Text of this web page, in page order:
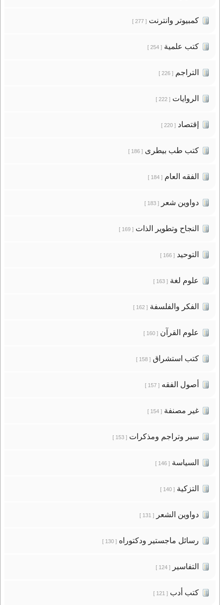
كمبيوتر وانترنت[ 277 ]
كتب علمية[ 254 ]
التراجم[ 226 ]
الروايات[ 222 ]
إقتصاد[ 220 ]
كتب طب بيطرى[ 186 ]
الفقه العام[ 184 ]
دواوين شعر[ 183 ]
النجاح وتطوير الذات[ 169 ]
التوحيد[ 166 ]
علوم لغة[ 163 ]
الفكر والفلسفة[ 162 ]
علوم القرآن[ 160 ]
كتب استشراق[ 158 ]
أصول الفقه[ 157 ]
غير مصنفة[ 154 ]
سير وتراجم ومذكرات[ 153 ]
السياسة[ 146 ]
التزكية[ 140 ]
دواوين الشعر[ 131 ]
رسائل ماجستير ودكتوراه[ 130 ]
التفاسير[ 124 ]
كتب أدب[ 121 ]